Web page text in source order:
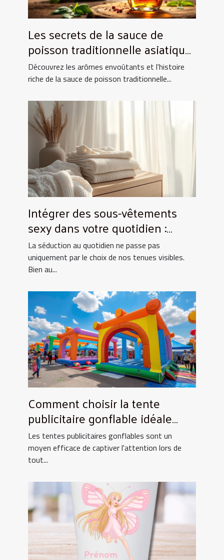
Les secrets de la sauce de
poisson traditionnelle asiatique
et ses utilisations culinaires
Découvrez les arômes envoûtants et l'histoire
riche de la sauce de poisson traditionnelle...
Intégrer des sous-vêtements
sexy dans votre quotidien :
Astuces et conseils
La séduction au quotidien ne passe pas
uniquement par le choix de nos tenues visibles.
Bien au...
Comment choisir la tente
publicitaire gonflable idéale
pour vos événements
Les tentes publicitaires gonflables sont un
moyen efficace de captiver l'attention lors de
tout...